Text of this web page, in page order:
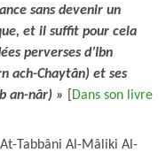
sans devenir un
et il suffit pour cela
perverses d’Ibn
ach-Chaytân) et ses
an-nâr) »
Dans son livre
Tabbâni Al-Mâliki Al-